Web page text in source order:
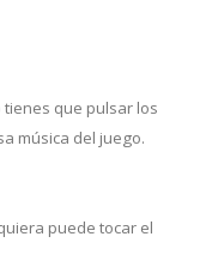
tienes que pulsar los
música del juego.
puede tocar el